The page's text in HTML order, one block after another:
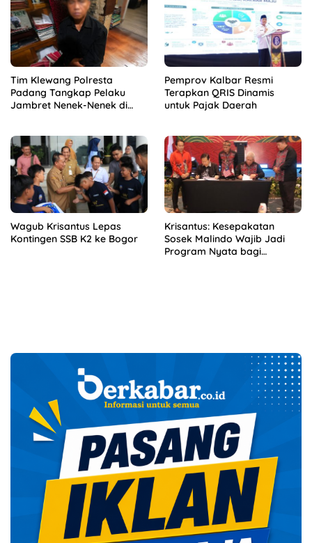
Tim Klewang Polresta
Padang Tangkap Pelaku
Jambret Nenek-Nenek di
Pemprov Kalbar Resmi
Terapkan QRIS Dinamis
untuk Pajak Daerah
Wagub Krisantus Lepas
Kontingen SSB K2 ke Bogor
Krisantus: Kesepakatan
Sosek Malindo Wajib Jadi
Program Nyata bagi